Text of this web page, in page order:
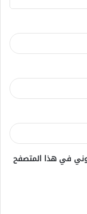
في هذا المتصفح